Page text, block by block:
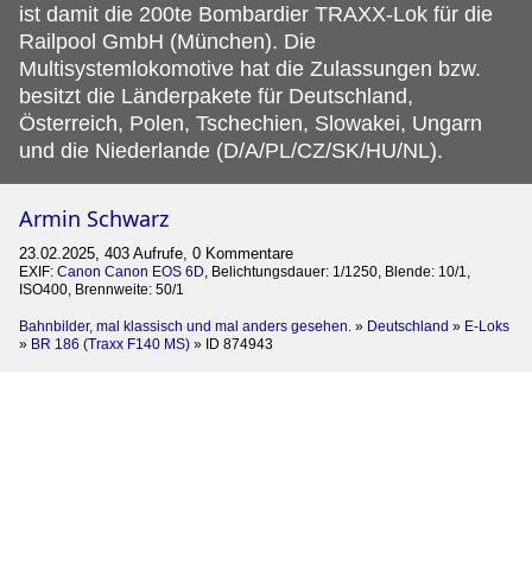
ist damit die 200te Bombardier TRAXX-Lok für die
Railpool GmbH (München). Die
Multisystemlokomotive hat die Zulassungen bzw.
besitzt die Länderpakete für Deutschland,
Österreich, Polen, Tschechien, Slowakei, Ungarn
und die Niederlande (D/A/PL/CZ/SK/HU/NL).
Armin Schwarz
23.02.2025, 403 Aufrufe, 0 Kommentare
EXIF: Canon Canon EOS 6D , Belichtungsdauer: 1/1250, Blende: 10/1,
ISO400, Brennweite: 50/1
Bahnbilder, mal klassisch und mal anders gesehen. » Deutschland » E-Loks
» BR 186 (Traxx F140 MS) » ID 874943